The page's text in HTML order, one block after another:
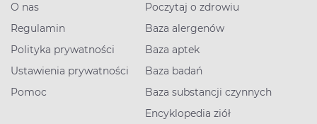
O nas
Regulamin
Polityka prywatności
Ustawienia prywatności
Pomoc
Poczytaj o zdrowiu
Baza alergenów
Baza aptek
Baza badań
Baza substancji czynnych
Encyklopedia ziół